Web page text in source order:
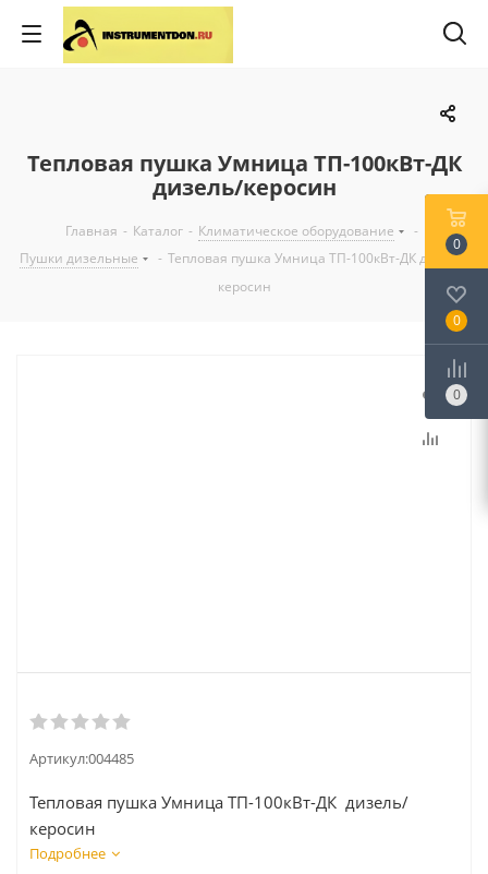
Тепловая пушка Умница ТП-100кВт-ДК
дизель/керосин
Главная - Каталог - Климатическое оборудование
-
Пушки дизельные
- Тепловая пушка Умница ТП-100кВт-ДК дизель/
керосин
Артикул:004485
Тепловая пушка Умница ТП-100кВт-ДК дизель/
керосин
Подробнее
0
0
0